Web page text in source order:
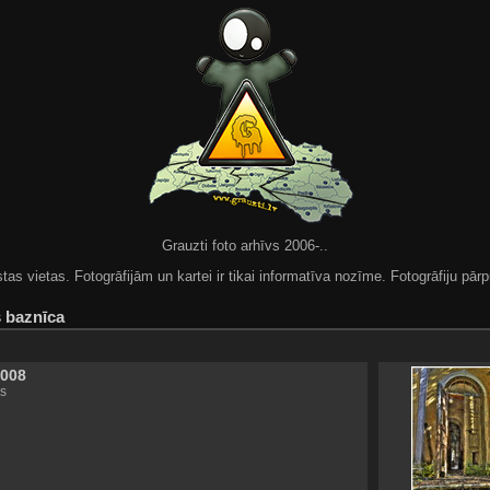
Grauzti foto arhīvs 2006-..
vietas. Fotogrāfijām un kartei ir tikai informatīva nozīme. Fotogrāfiju
baznīca